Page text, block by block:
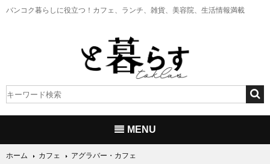
バンコク暮らしに役立つ！ カフェ、ランチ、雑貨、美容院、生活情報満載
MENU
ホーム カフェ アグラバー・カフェ